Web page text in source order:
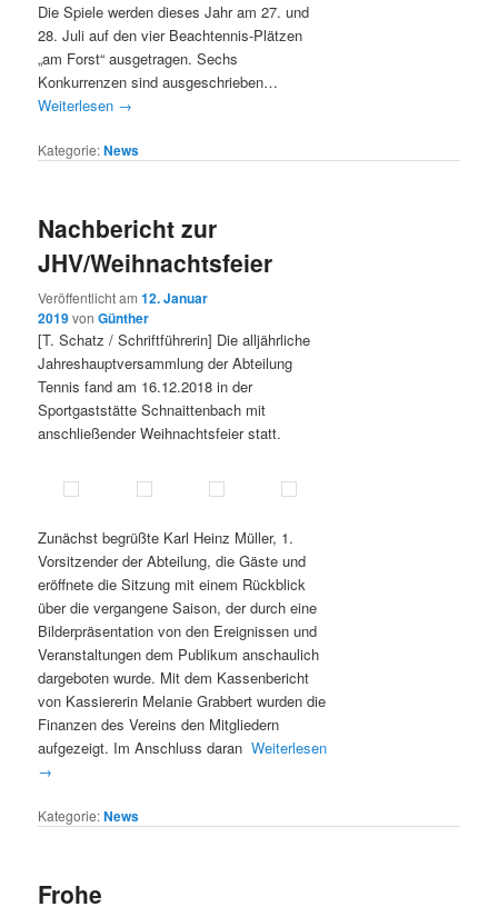
Die Spiele werden dieses Jahr am 27. und
28. Juli auf den vier Beachtennis-Plätzen
„am Forst“ ausgetragen. Sechs
Konkurrenzen sind ausgeschrieben…
Weiterlesen →
Kategorie:News
Nachbericht zur
JHV/Weihnachtsfeier
Veröffentlicht am12. Januar
2019vonGünther
[T. Schatz / Schriftführerin] Die alljährliche
Jahreshauptversammlung der Abteilung
Tennis fand am 16.12.2018 in der
Sportgaststätte Schnaittenbach mit
anschließender Weihnachtsfeier statt.
Zunächst begrüßte Karl Heinz Müller, 1.
Vorsitzender der Abteilung, die Gäste und
eröffnete die Sitzung mit einem Rückblick
über die vergangene Saison, der durch eine
Bilderpräsentation von den Ereignissen und
Veranstaltungen dem Publikum anschaulich
dargeboten wurde. Mit dem Kassenbericht
von Kassiererin Melanie Grabbert wurden die
Finanzen des Vereins den Mitgliedern
aufgezeigt. Im Anschluss daranWeiterlesen
→
Kategorie:News
Frohe